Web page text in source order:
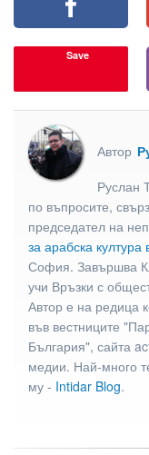
Save
Автор
Руслан
по въпросите,
председател на
за арабска култура
София. Завършва
учи Връзки с
Автор е на редица
във вестниците
България", сайта
медии. Най-много
му - Intidar Blog.